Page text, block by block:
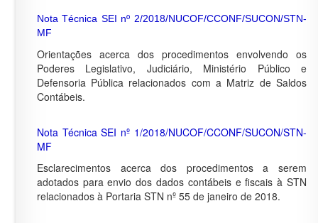
Nota Técnica SEI nº 2/2018/NUCOF/CCONF/SUCON/STN-
MF
Orientações acerca dos procedimentos envolvendo os
Poderes Legislativo, Judiciário, Ministério Público e
Defensoria Pública relacionados com a Matriz de Saldos
Contábeis.
Nota Técnica SEI nº 1/2018/NUCOF/CCONF/SUCON/STN-
MF
Esclarecimentos acerca dos procedimentos a serem
adotados para envio dos dados contábeis e fiscais à STN
relacionados à Portaria STN nº 55 de janeiro de 2018.